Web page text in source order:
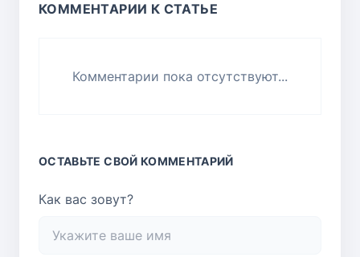
КОММЕНТАРИИ К СТАТЬЕ
Комментарии пока отсутствуют...
ОСТАВЬТЕ СВОЙ КОММЕНТАРИЙ
Как вас зовут?